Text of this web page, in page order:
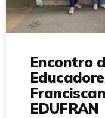
Encontro
EDUFRAN